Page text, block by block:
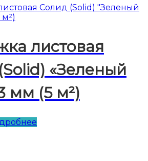
листовая
«Зеленый
мм (5 м²)